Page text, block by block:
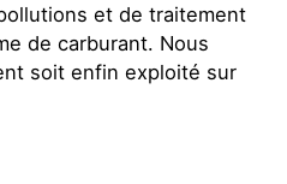
et de traitement
de carburant. Nous
soit enfin exploité sur